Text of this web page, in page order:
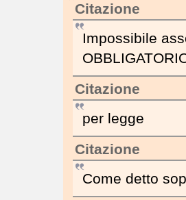
Citazione
Impossibile
Citazione
per legge
Citazione
Come detto